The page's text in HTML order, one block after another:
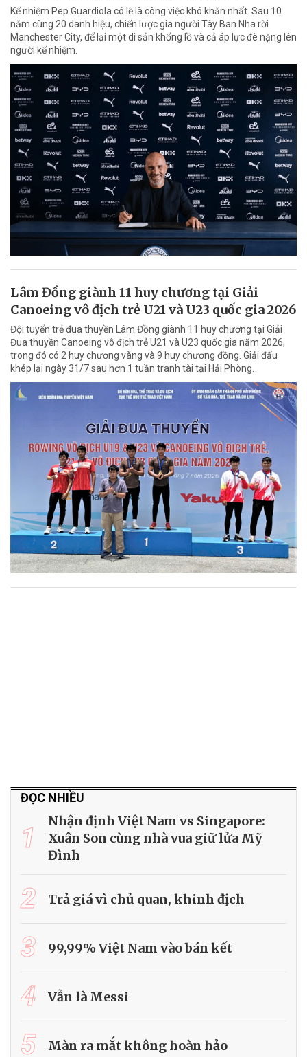
Kế nhiệm Pep Guardiola có lẽ là công việc khó khăn nhất. Sau 10
năm cùng 20 danh hiệu, chiến lược gia người Tây Ban Nha rời
Manchester City, để lại một di sản khổng lồ và cả áp lực đè nặng lên
người kế nhiệm.
Lâm Đồng giành 11 huy chương tại Giải
Canoeing vô địch trẻ U21 và U23 quốc gia 2026
Đội tuyển trẻ đua thuyền Lâm Đồng giành 11 huy chương tại Giải
Đua thuyền Canoeing vô địch trẻ U21 và U23 quốc gia năm 2026,
trong đó có 2 huy chương vàng và 9 huy chương đồng. Giải đấu
khép lại ngày 31/7 sau hơn 1 tuần tranh tài tại Hải Phòng.
ĐỌC NHIỀU
1
Nhận định Việt Nam vs Singapore:
Xuân Son cùng nhà vua giữ lửa Mỹ
Đình
2 Trả giá vì chủ quan, khinh địch
3 99,99% Việt Nam vào bán kết
4 Vẫn là Messi
5 Màn ra mắt không hoàn hảo